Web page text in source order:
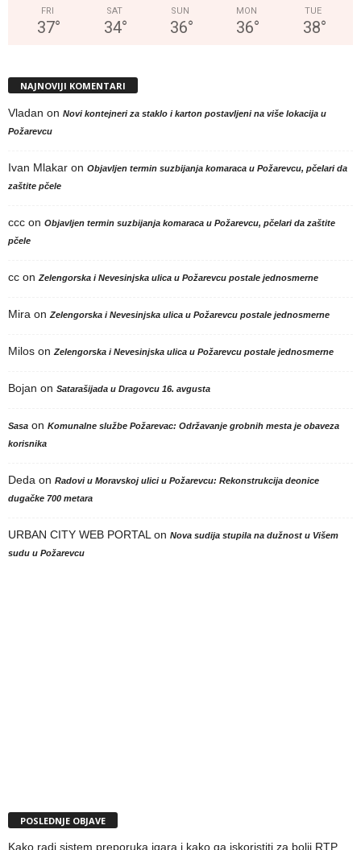
FRI
37°
SAT
34°
SUN
36°
MON
36°
TUE
38°
NAJNOVIJI KOMENTARI
Vladan on Novi kontejneri za staklo i karton postavljeni na više lokacija u
Požarevcu
Ivan Mlakar on Objavljen termin suzbijanja komaraca u Požarevcu, pčelari da
zaštite pčele
ccc on Objavljen termin suzbijanja komaraca u Požarevcu, pčelari da zaštite
pčele
cc on Zelengorska i Nevesinjska ulica u Požarevcu postale jednosmerne
Mira on Zelengorska i Nevesinjska ulica u Požarevcu postale jednosmerne
Milos on Zelengorska i Nevesinjska ulica u Požarevcu postale jednosmerne
Bojan on Satarašijada u Dragovcu 16. avgusta
Sasa on Komunalne službe Požarevac: Održavanje grobnih mesta je obaveza
korisnika
Deda on Radovi u Moravskoj ulici u Požarevcu: Rekonstrukcija deonice
dugačke 700 metara
URBAN CITY WEB PORTAL on Nova sudija stupila na dužnost u Višem
sudu u Požarevcu
POSLEDNJE OBJAVE
Kako radi sistem preporuka igara i kako ga iskoristiti za bolji RTP